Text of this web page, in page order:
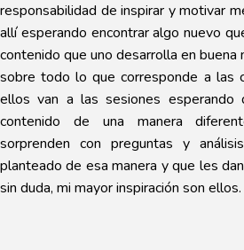
responsabilidad de inspirar y motivar
allí esperando encontrar algo nuevo
contenido que uno desarrolla en
sobre todo lo que corresponde a las
ellos van a las sesiones
contenido de una manera
sorprenden con preguntas y
planteado de esa manera y que les
sin duda, mi mayor inspiración son ellos.